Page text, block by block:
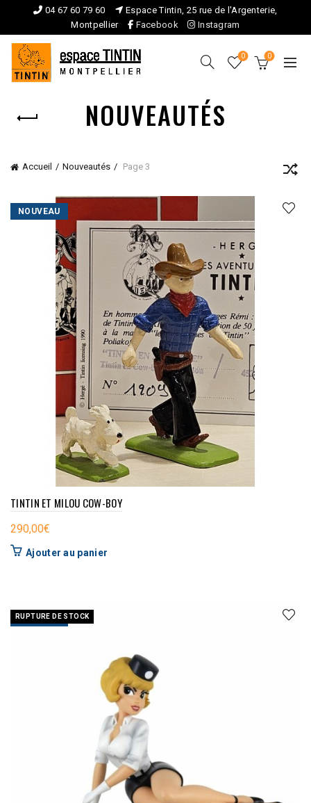
04 67 60 79 60
Espace Tintin, 25 rue de l'Argenterie,
Montpellier
Facebook Instagram
0 0
NOUVEAUTÉS
Accueil Nouveautés Page 3
NOUVEAU
TINTIN ET MILOU COW-BOY
290,00€
Ajouter au panier
RUPTURE DE STOCK
NOUVEAU